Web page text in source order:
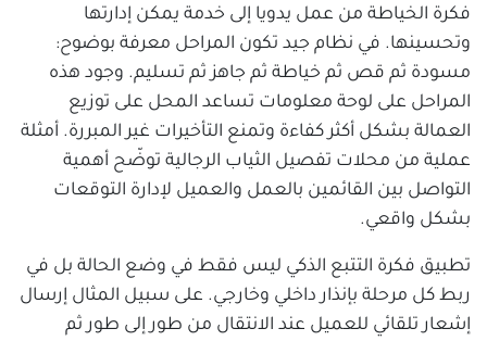
فكرة الخياطة من عمل يدويا إلى خدمة يمكن إدارتها
وتحسينها. في نظام جيد تكون المراحل معرفة بوضوح:
مسودة ثم قص ثم خياطة ثم جاهز ثم تسليم. وجود هذه
المراحل على لوحة معلومات تساعد المحل على توزيع
العمالة بشكل أكثر كفاءة وتمنع التأخيرات غير المبررة. أمثلة
عملية من محلات تفصيل الثياب الرجالية توضّح أهمية
التواصل بين القائمين بالعمل والعميل لإدارة التوقعات
بشكل واقعي.
تطبيق فكرة التتبع الذكي ليس فقط في وضع الحالة بل في
ربط كل مرحلة بإنذار داخلي وخارجي. على سبيل المثال إرسال
إشعار تلقائي للعميل عند الانتقال من طور إلى طور ثم